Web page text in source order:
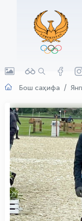
Бош саҳифа
OLYMPCHIK AI
Онлайн · olympic.uz